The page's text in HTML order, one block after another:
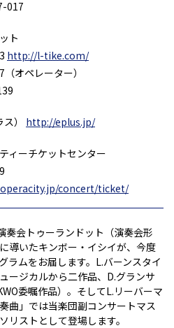
017
ト
http://l-tike.com/
オペレーター）
） http://eplus.jp/
ィーチケットセンター
concert/ticket/
奏会トゥーランドット（演奏会形
導いたキンボー・イシイが、今度
ラムをお届します。L.バーンスタイ
ージカルから二作品、D.グランサ
委嘱作品）。そしてL.リーバーマ
曲」では当楽団副コンサートマス
リストとして登場します。